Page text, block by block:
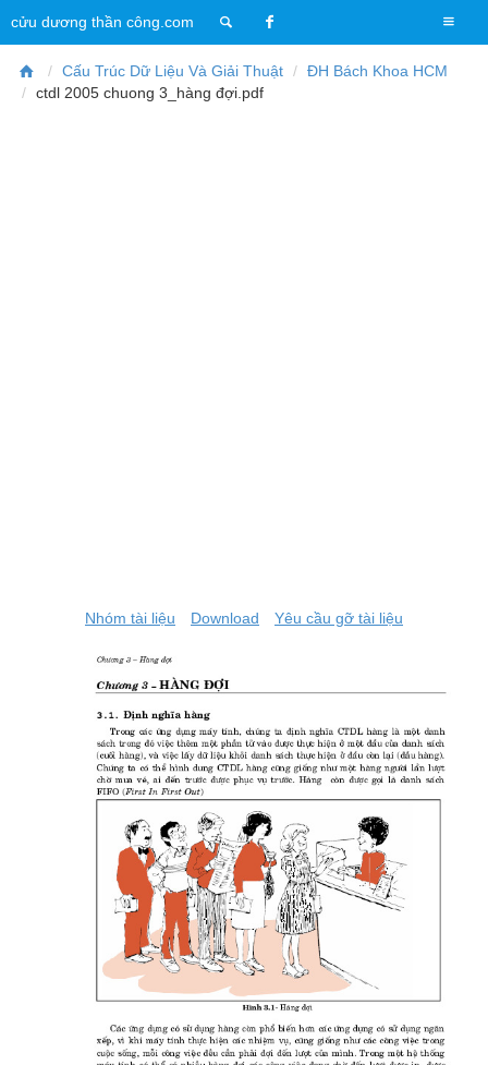
T
o
g
cửu dương thần công.com
Cấu Trúc Dữ Liệu Và Giải Thuật
ĐH Bách Khoa HCM
ctdl 2005 chuong 3_hàng đợi.pdf
Nhóm tài liệu Download Yêu cầu gỡ tài liệu